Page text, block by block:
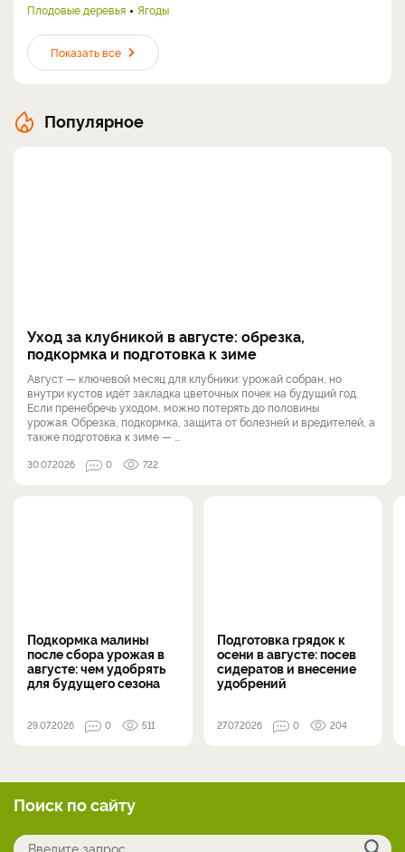
Плодовые деревья Ягоды
Показать все
Популярное
Уход за клубникой в августе: обрезка,
подкормка и подготовка к зиме
Август — ключевой месяц для клубники: урожай собран, но
внутри кустов идёт закладка цветочных почек на будущий год.
Если пренебречь уходом, можно потерять до половины
урожая. Обрезка, подкормка, защита от болезней и вредителей, а
также подготовка к зиме — ...
30.07.2026 0 722
Подкормка малины
после сбора урожая в
августе: чем удобрять
для будущего сезона
29.07.2026 0 511
Подготовка грядок к
осени в августе: посев
сидератов и внесение
удобрений
27.07.2026 0 204
Поиск по сайту